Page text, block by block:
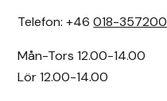
Telefon: +46018-357200
Mån-Tors 12.00-14.00
Lör 12.00-14.00
Willab
Wintec